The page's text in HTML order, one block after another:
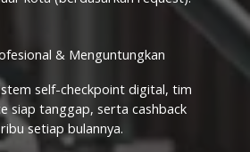
& Menguntungkan
self-checkpoint digital, tim
siap tanggap, serta cashback
setiap bulannya.